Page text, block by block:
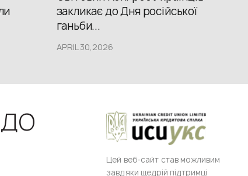
закликає до Дня російської
ганьби...
APRIL 30,2026
Цей веб-сайт став можливим
завдяки щедрій підтримці